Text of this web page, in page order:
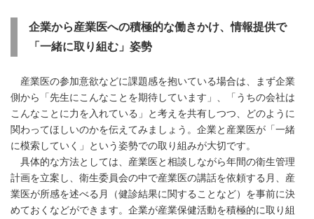
企業から産業医への積極的な働きかけ、情報提供で
「一緒に取り組む」姿勢
産業医の参加意欲などに課題感を抱いている場合は、まず企業
側から「先生にこんなことを期待しています」、「うちの会社は
こんなことに力を入れている」と考えを共有しつつ、どのように
関わってほしいのかを伝えてみましょう。企業と産業医が「一緒
に模索していく」という姿勢での取り組みが大切です。
具体的な方法としては、産業医と相談しながら年間の衛生管理
計画を立案し、衛生委員会の中で産業医の講話を依頼する月、産
業医が所感を述べる月（健診結果に関することなど）を事前に決
めておくなどができます。企業が産業保健活動を積極的に取り組